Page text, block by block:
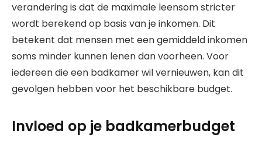
verandering is dat de maximale leensom stricter
wordt berekend op basis van je inkomen. Dit
betekent dat mensen met een gemiddeld inkomen
soms minder kunnen lenen dan voorheen. Voor
iedereen die een badkamer wil vernieuwen, kan dit
gevolgen hebben voor het beschikbare budget.
Invloed op je badkamerbudget